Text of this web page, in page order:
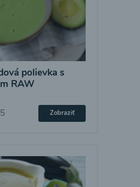
polievka s
RAW
Zobraziť